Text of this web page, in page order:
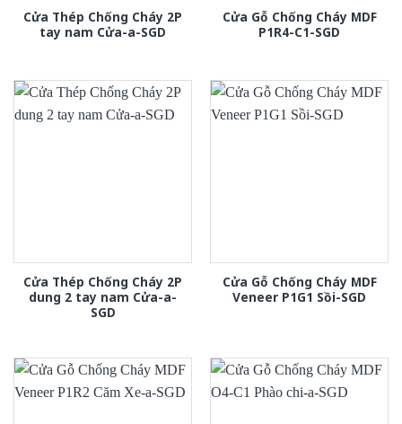
Cửa Thép Chống Cháy 2P
tay nam Cửa-a-SGD
Cửa Gỗ Chống Cháy MDF
P1R4-C1-SGD
Cửa Thép Chống Cháy 2P
dung 2 tay nam Cửa-a-
SGD
Cửa Gỗ Chống Cháy MDF
Veneer P1G1 Sồi-SGD